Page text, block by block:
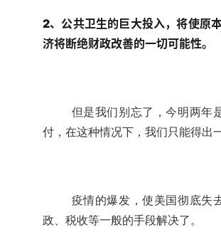
2、公共卫生的巨大投入，将使原
济将断绝财政改善的一切可能性。
但是我们别忘了，今明两年
付，在这种情况下，我们只能得出
疫情的爆发，使美国彻底失
政、税收等一般的手段解决了。